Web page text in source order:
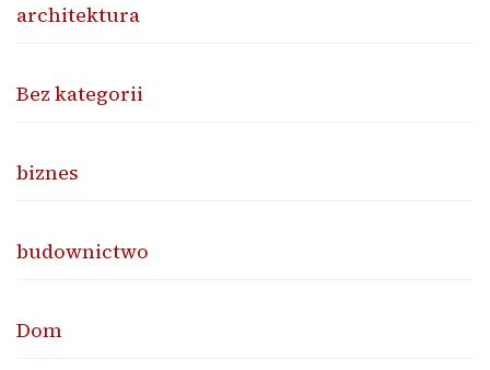
architektura
Bez kategorii
biznes
budownictwo
Dom